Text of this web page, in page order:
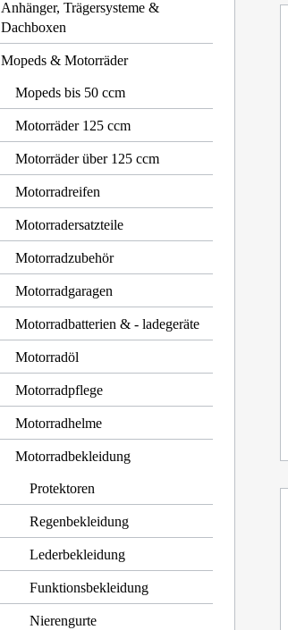
Anhänger, Trägersysteme &
Dachboxen
Mopeds & Motorräder
Mopeds bis 50 ccm
Motorräder 125 ccm
Motorräder über 125 ccm
Motorradreifen
Motorradersatzteile
Motorradzubehör
Motorradgaragen
Motorradbatterien & - ladegeräte
Motorradöl
Motorradpflege
Motorradhelme
Motorradbekleidung
Protektoren
Regenbekleidung
Lederbekleidung
Funktionsbekleidung
Nierengurte